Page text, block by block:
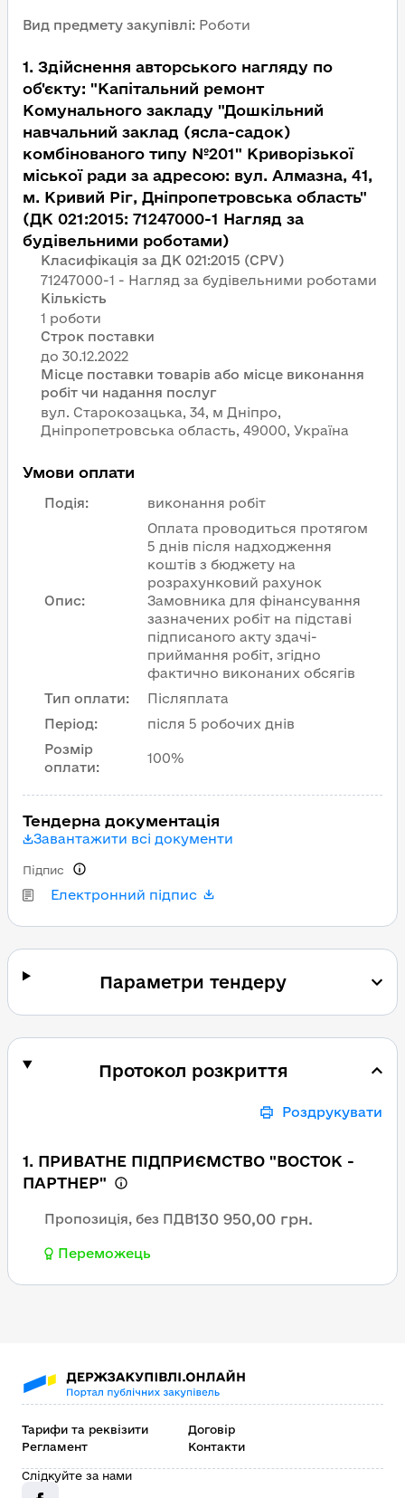
Вид предмету закупівлі: Роботи
1. Здійснення авторського нагляду по
об'єкту: "Капітальний ремонт
Комунального закладу "Дошкільний
навчальний заклад (ясла-садок)
комбінованого типу №201" Криворізької
міської ради за адресою: вул. Алмазна, 41,
м. Кривий Ріг, Дніпропетровська область"
(ДК 021:2015: 71247000-1 Нагляд за
будівельними роботами)
Класифікація за ДК 021:2015 (CPV)
71247000-1 - Нагляд за будівельними роботами
Кількість
1 роботи
Строк поставки
Місце поставки товарів або місце виконання
робіт чи надання послуг
вул. Старокозацька, 34, м Дніпро,
Дніпропетровська область, 49000, Україна
Умови оплати
Подія: виконання робіт
Опис:
Оплата проводиться протягом
5 днів після надходження
коштів з бюджету на
розрахунковий рахунок
Замовника для фінансування
зазначених робіт на підставі
підписаного акту здачі-
приймання робіт, згідно
фактично виконаних обсягів
Тип оплати:
Післяплата
Період:
після 5 робочих днів
Розмір
оплати:
100%
Тендерна документація
Завантажити всі документи
Електронний підпис
Підпис
Параметри тендеру
Протокол розкриття
Роздрукувати
1. ПРИВАТНЕ ПІДПРИЄМСТВО "ВОСТОК -
ПАРТНЕР"
Пропозиція, без ПДВ130 950,00 грн.
Переможець
Тарифи та реквізити
Договір
Регламент
Контакти
Слідкуйте за нами